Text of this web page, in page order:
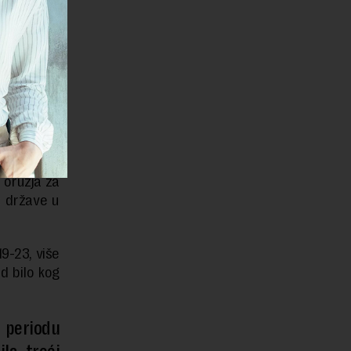
rekao je
članice
za
oružja za
države u
23, više
bilo kog